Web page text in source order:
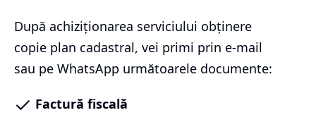
După achiziționarea serviciului obținere
copie plan cadastral, vei primi prin e-mail
sau pe WhatsApp următoarele documente:
Factură fiscală